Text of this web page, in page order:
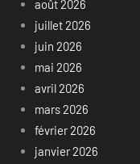
août 2026
juillet 2026
juin 2026
mai 2026
avril 2026
mars 2026
février 2026
janvier 2026